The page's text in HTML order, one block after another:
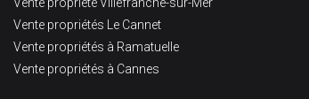
Vente propriétés Le Cannet
Vente propriétés à Ramatuelle
Vente propriétés à Cannes